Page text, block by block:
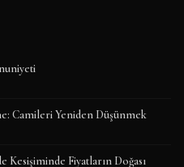
Camileri Yeniden Düşünmek
Kesişiminde Fiyatların Doğası